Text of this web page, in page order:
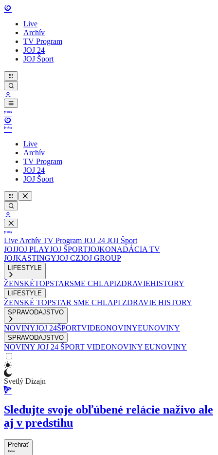
Live
Archív
TV Program
JOJ 24
JOJ Šport
Live
Archív
TV Program
JOJ 24
JOJ Šport
Live Archív TV Program JOJ 24 JOJ Šport
JOJJOJ PLAYJOJ ŠPORTJOJKONADÁCIA TV
JOJKASTINGYJOJ CZJOJ GROUP
LIFESTYLE
ŽENSKÉTOPSTARSME CHLAPIZDRAVIEHISTORY
LIFESTYLE
ŽENSKÉ TOPSTAR SME CHLAPI ZDRAVIE HISTORY
SPRAVODAJSTVO
NOVINYJOJ 24ŠPORTVIDEONOVINYEUNOVINY
SPRAVODAJSTVO
NOVINY JOJ 24 ŠPORT VIDEONOVINY EUNOVINY
Svetlý Dizajn
Sledujte svoje obľúbené relácie naživo ale
aj v predstihu
Prehrať